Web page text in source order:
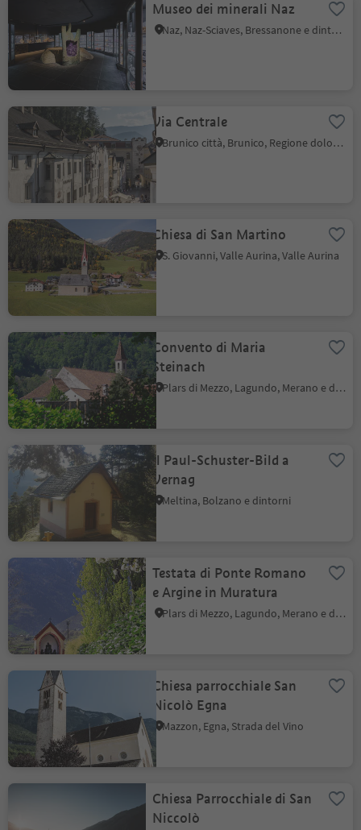
Museo dei minerali Naz
Naz, Naz-Sciaves, Bressanone e dintorni
Via Centrale
Brunico città, Brunico, Regione dolomitica Plan de Corones
Chiesa di San Martino
S. Giovanni, Valle Aurina, Valle Aurina
Convento di Maria
Steinach
Plars di Mezzo, Lagundo, Merano e dintorni
Il Paul-Schuster-Bild a
Vernag
Meltina, Bolzano e dintorni
Testata di Ponte Romano
e Argine in Muratura
Plars di Mezzo, Lagundo, Merano e dintorni
Chiesa parrocchiale San
Nicolò Egna
Mazzon, Egna, Strada del Vino
Chiesa Parrocchiale di San
Niccolò